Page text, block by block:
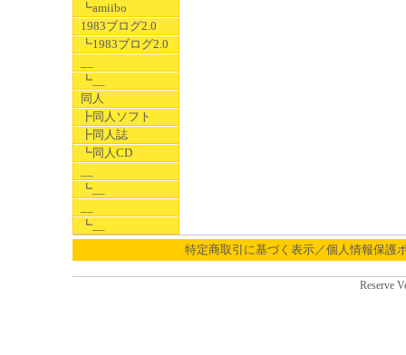
┗amiibo
1983ブログ2.0
┗1983ブログ2.0
┗__
同人
┣同人ソフト
┣同人誌
┗同人CD
┗__
┗__
特定商取引に基づく表示／個人情報保護
Reserve